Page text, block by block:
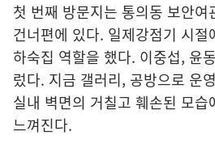
첫 번째 방문지는 통의동 보안
건너편에 있다. 일제강점기 시
하숙집 역할을 했다. 이중섭, 윤
렀다. 지금 갤러리, 공방으로 운
실내 벽면의 거칠고 훼손된 모습
느껴진다.